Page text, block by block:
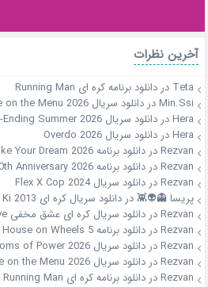
آخرین نظرات
Teta دردانلود برنامه کره ای Running Man
Min.Ssiدردانلود سریال Love on the Menu 2026
Heraدردانلود سریال Never-Ending Summer 2026
Heraدردانلود سریال Overdo 2026
Rezvanدردانلود برنامه Bake Your Dream 2026
Rezvanدردانلود برنامه Goblin: 10th Anniversary 2026
Rezvanدردانلود سریال Flex X Cop 2024
پریسا 👻👽👾دردانلود سریال کره ای Empress Ki 2013
Rezvanدردانلود سریال کره ای عشق مخفی Secret Love
Rezvanدردانلود برنامه House on Wheels 5
Rezvanدردانلود سریال Blossoms of Power 2026
Rezvanدردانلود سریال Love on the Menu 2026
Rezvanدردانلود برنامه کره ای Running Man